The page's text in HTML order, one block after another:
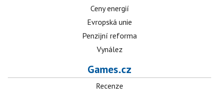
Ceny energií
Evropská unie
Penzijní reforma
Vynález
Games.cz
Recenze